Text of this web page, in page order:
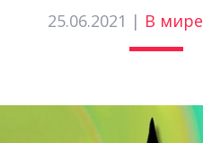
25.06.2021 | В мире